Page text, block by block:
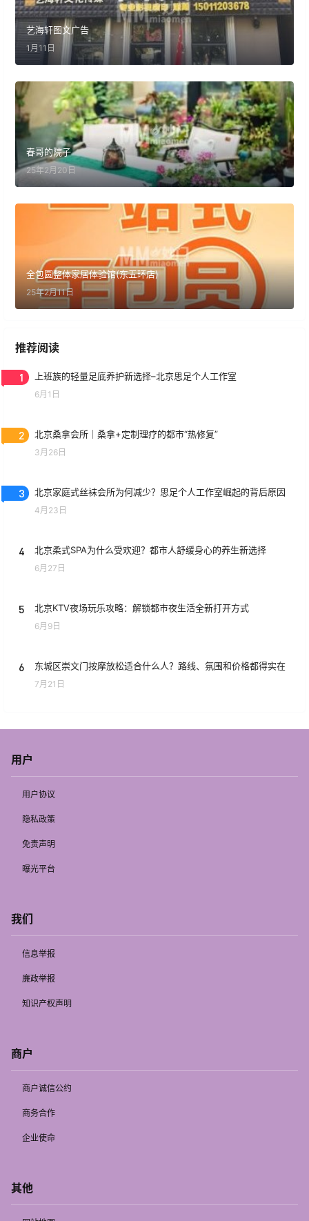
艺海轩图文广告
1月11日
春哥的院子
25年2月20日
全包圆整体家居体验馆(东五环店)
25年2月11日
推荐阅读
1 上班族的轻量足底养护新选择–北京思足个人工作室
6月1日
2 北京桑拿会所｜桑拿+定制理疗的都市“热修复”
3月26日
3 北京家庭式丝袜会所为何减少？思足个人工作室崛起的背后原因
4月23日
4 北京柔式SPA为什么受欢迎？都市人舒缓身心的养生新选择
6月27日
5 北京KTV夜场玩乐攻略：解锁都市夜生活全新打开方式
6月9日
6 东城区崇文门按摩放松适合什么人？路线、氛围和价格都得实在
7月21日
用户
用户协议
隐私政策
免责声明
曝光平台
我们
信息举报
廉政举报
知识产权声明
商户
商户诚信公约
商务合作
企业使命
其他